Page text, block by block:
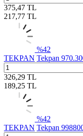
375,47 TL
217,77 TL
%42
TEKPAN Tekpan
326,29 TL
189,25 TL
%42
TEKPAN Tekpan